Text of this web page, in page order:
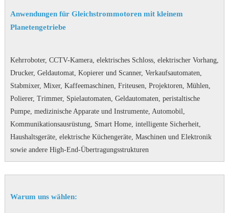
Anwendungen für Gleichstrommotoren mit kleinem
Planetengetriebe
Kehrroboter, CCTV-Kamera, elektrisches Schloss, elektrischer Vorhang,
Drucker, Geldautomat, Kopierer und Scanner, Verkaufsautomaten,
Stabmixer, Mixer, Kaffeemaschinen, Friteusen, Projektoren, Mühlen,
Polierer, Trimmer, Spielautomaten, Geldautomaten, peristaltische
Pumpe, medizinische Apparate und Instrumente, Automobil,
Kommunikationsausrüstung, Smart Home, intelligente Sicherheit,
Haushaltsgeräte, elektrische Küchengeräte, Maschinen und Elektronik
sowie andere High-End-Übertragungsstrukturen
Warum uns wählen: